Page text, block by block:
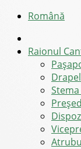
Română
Raionul